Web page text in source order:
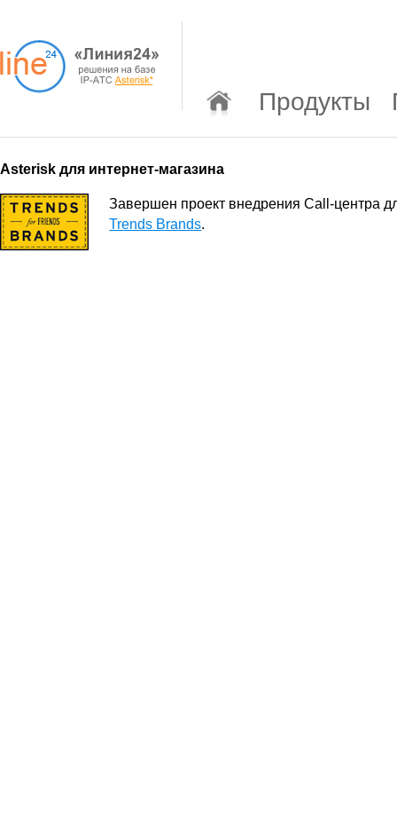
Продукты
Asterisk для интернет-магазина
Завершен проект внедрения Call-центра
Trends Brands.